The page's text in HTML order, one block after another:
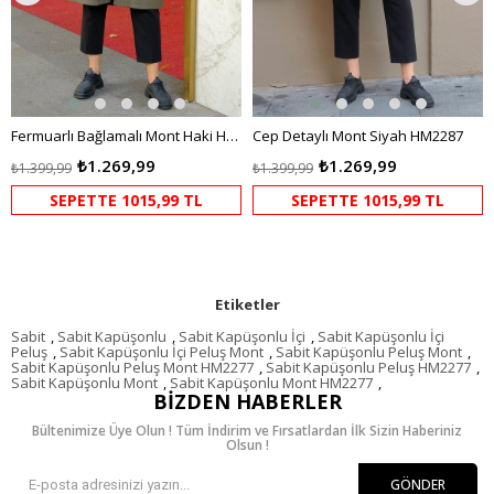
Fermuarlı Bağlamalı Mont Haki HM2284
₺1.269,99
₺1.399,99
SEPETTE 1015,99 TL
Cep Detaylı Mont Siyah HM2287
₺1.269,99
₺1.399,99
SEPETTE 1015,99 TL
Etiketler
Sabit
Sabit Kapüşonlu Sabit Kapüşonlu İçi Sabit Kapüşonlu İçi
Peluş Sabit Kapüşonlu İçi Peluş Mont Sabit Kapüşonlu Peluş Mont
Sabit Kapüşonlu Peluş Mont HM2277 Sabit Kapüşonlu Peluş HM2277
Sabit Kapüşonlu Mont Sabit Kapüşonlu Mont HM2277
BIZDEN HABERLER
Bültenimize Üye Olun ! Tüm İndirim ve Fırsatlardan İlk Sizin Haberiniz
Olsun !
GÖNDER